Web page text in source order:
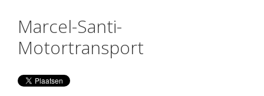
Marcel-Santi-
Motortransport